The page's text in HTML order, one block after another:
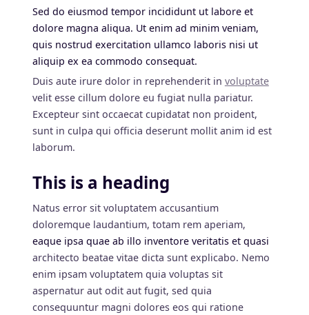
Sed do eiusmod tempor incididunt ut labore et
dolore magna aliqua. Ut enim ad minim veniam,
quis nostrud exercitation ullamco laboris nisi ut
aliquip ex ea commodo consequat.
Duis aute irure dolor in reprehenderit in voluptate
velit esse cillum dolore eu fugiat nulla pariatur.
Excepteur sint occaecat cupidatat non proident,
sunt in culpa qui officia deserunt mollit anim id est
laborum.
This is a heading
Natus error sit voluptatem accusantium
doloremque laudantium, totam rem aperiam,
eaque ipsa quae ab illo inventore veritatis et quasi
architecto beatae vitae dicta sunt explicabo. Nemo
enim ipsam voluptatem quia voluptas sit
aspernatur aut odit aut fugit, sed quia
consequuntur magni dolores eos qui ratione